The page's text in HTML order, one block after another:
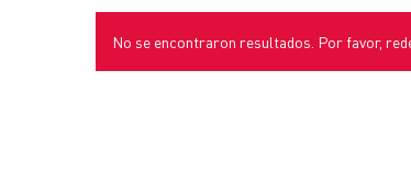
No se encontraron resultados. Por favor,